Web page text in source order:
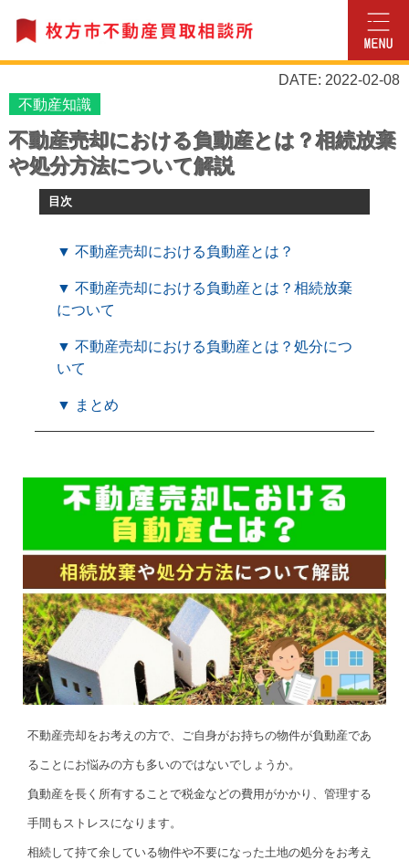
DATE: 2022-02-08
不動産知識
不動産売却における負動産とは？相続放棄
や処分方法について解説
目次
▼ 不動産売却における負動産とは？
▼ 不動産売却における負動産とは？相続放棄
について
▼ 不動産売却における負動産とは？処分につ
いて
▼ まとめ
不動産売却をお考えの方で、ご自身がお持ちの物件が負動産であ
ることにお悩みの方も多いのではないでしょうか。
負動産を長く所有することで税金などの費用がかかり、管理する
手間もストレスになります。
相続して持て余している物件や不要になった土地の処分をお考え